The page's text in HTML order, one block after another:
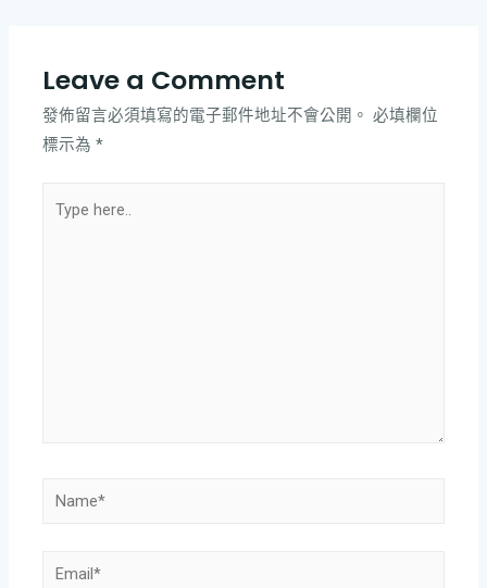
Leave a Comment
發佈留言必須填寫的電子郵件地址不會公開。 必填欄位
標示為*